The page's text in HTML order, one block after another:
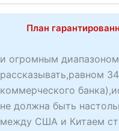
План
и огромным
рассказывать,равном
коммерческого
не должна быть
между США и Китаем